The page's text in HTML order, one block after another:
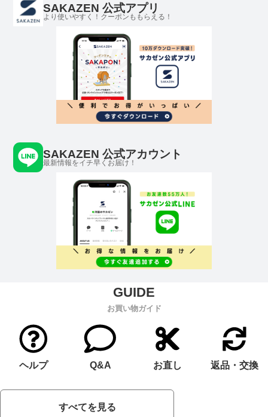
SAKAZEN 公式アプリ
より使いやすく！クーポンももらえる！
SAKAZEN 公式アカウント
最新情報をイチ早くお届け！
お買い物ガイド
ヘルプ Q&A お直し 返品・交換
すべてを見る